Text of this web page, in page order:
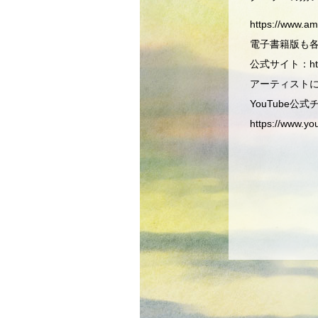
https://
電子書籍版も
公式サイト：
アーティスト
YouTube公式
https://